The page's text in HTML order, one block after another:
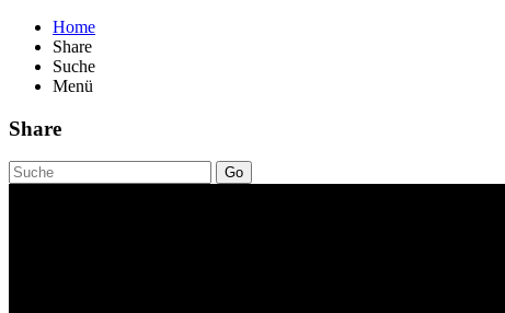
Home
Share
Suche
Menü
Share
Go